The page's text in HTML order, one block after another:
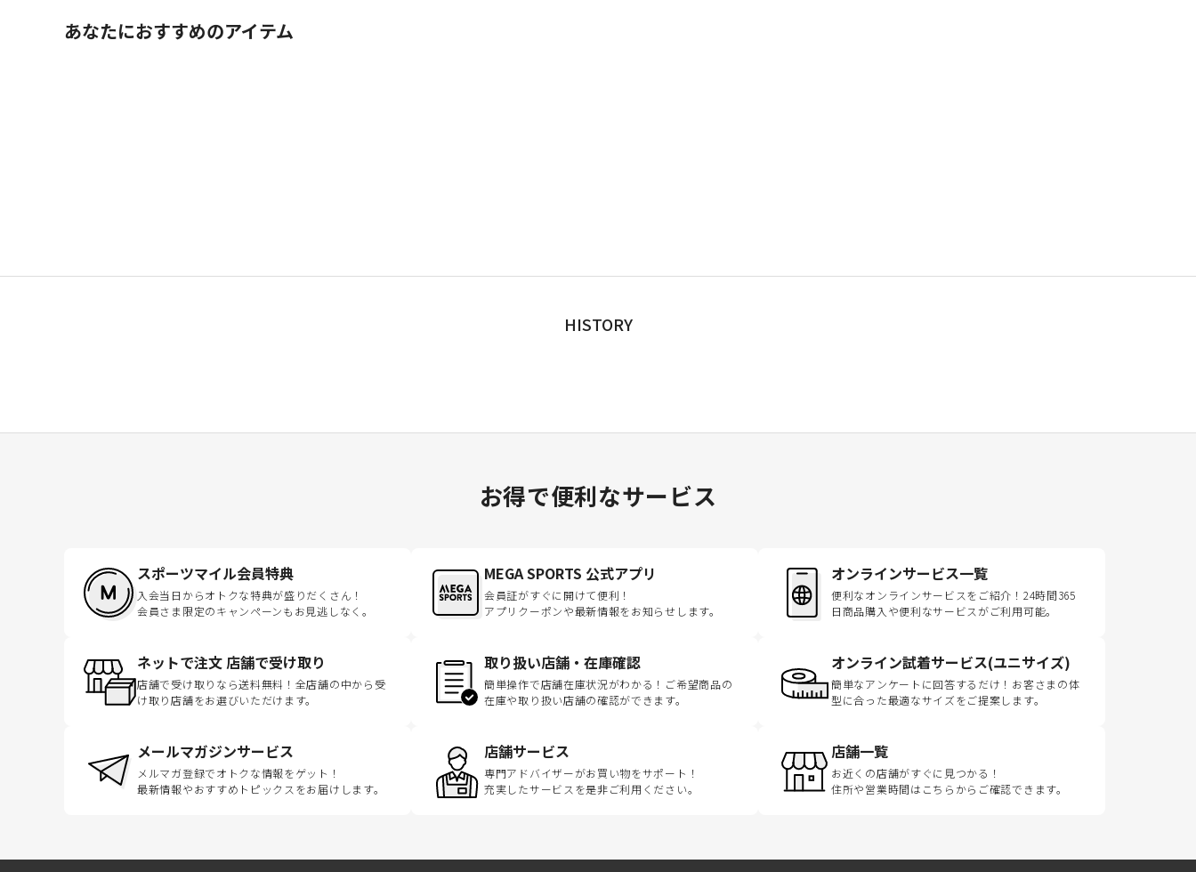
あなたにおすすめのアイテム
HISTORY
お得で便利なサービス
スポーツマイル会員特典
入会当日からオトクな特典が盛りだくさん！
会員さま限定のキャンペーンもお見逃しなく。
MEGA SPORTS 公式アプリ
会員証がすぐに開けて便利！
アプリクーポンや最新情報をお知らせします。
オンラインサービス一覧
便利なオンラインサービスをご紹介！24時間365
日商品購入や便利なサービスがご利用可能。
ネットで注文 店舗で受け取り
店舗で受け取りなら送料無料！全店舗の中から受
け取り店舗をお選びいただけます。
取り扱い店舗・在庫確認
簡単操作で店舗在庫状況がわかる！ご希望商品の
在庫や取り扱い店舗の確認ができます。
オンライン試着サービス(ユニサイズ)
簡単なアンケートに回答するだけ！お客さまの体
型に合った最適なサイズをご提案します。
メールマガジンサービス
メルマガ登録でオトクな情報をゲット！
最新情報やおすすめトピックスをお届けします。
店舗サービス
専門アドバイザーがお買い物をサポート！
充実したサービスを是非ご利用ください。
店舗一覧
お近くの店舗がすぐに見つかる！
住所や営業時間はこちらからご確認できます。